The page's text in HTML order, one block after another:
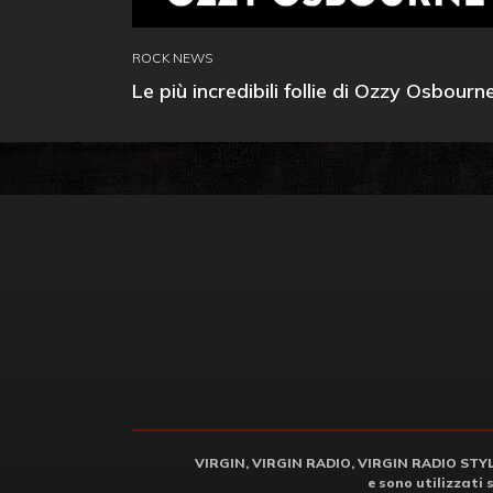
ROCK NEWS
Le più incredibili follie di Ozzy
VIRGIN, VIRGIN RADIO, VIRGIN RADIO
e sono utilizzati